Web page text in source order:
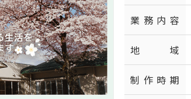
業務内容
地域
制作時期